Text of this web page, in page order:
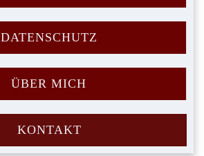
DATENSCHUTZ
ÜBER MICH
KONTAKT